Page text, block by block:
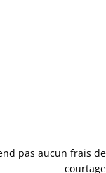
pas aucun frais de
courtage